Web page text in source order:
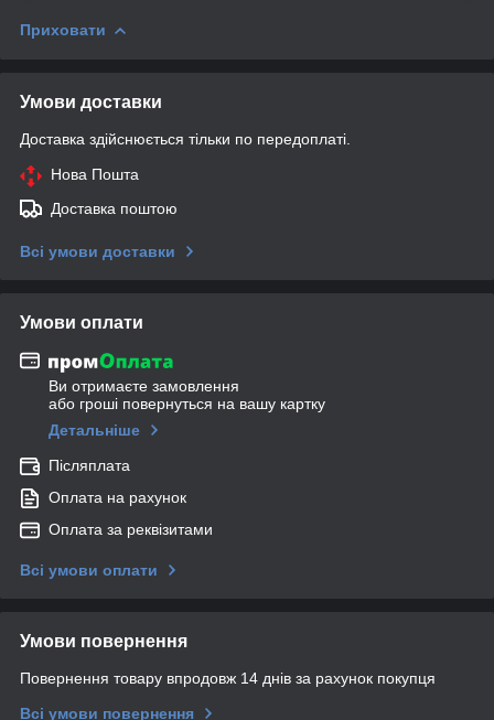
Приховати
Умови доставки
Доставка здійснюється тільки по передоплаті.
Нова Пошта
Доставка поштою
Всі умови доставки
Умови оплати
Ви отримаєте замовлення
або гроші повернуться на вашу картку
Детальніше
Післяплата
Оплата на рахунок
Оплата за реквізитами
Всі умови оплати
Умови повернення
Повернення товару впродовж 14 днів за рахунок покупця
Всі умови повернення